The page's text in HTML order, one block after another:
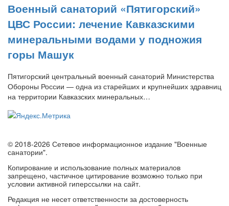
Военный санаторий «Пятигорский»
ЦВС России: лечение Кавказскими
минеральными водами у подножия
горы Машук
Пятигорский центральный военный санаторий Министерства
Обороны России — одна из старейших и крупнейших здравниц
на территории Кавказских минеральных…
© 2018-2026 Сетевое информационное издание "Военные
санатории".
Копирование и использование полных материалов
запрещено, частичное цитирование возможно только при
условии активной гиперссылки на сайт.
Редакция не несет ответственности за достоверность